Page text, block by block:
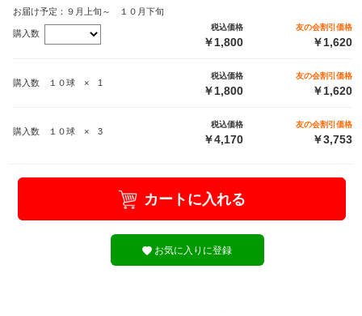
お届け予定：９月上旬～ １０月下旬
購入数
税込価格
￥1,800
友の会割引価格
￥1,620
購入数 １０球 × 1
税込価格
￥1,800
友の会割引価格
￥1,620
購入数 １０球 × 3
税込価格
￥4,170
友の会割引価格
￥3,753
カートに入れる
お気に入りに登録